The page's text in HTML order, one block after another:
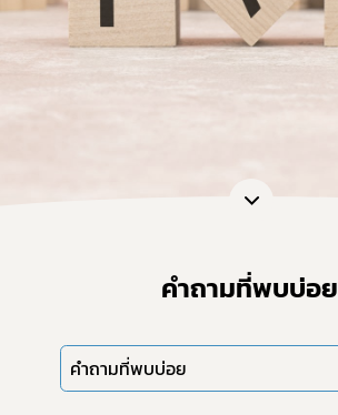
คำถามที่พบบ่อย
คำถามที่พบบ่อย